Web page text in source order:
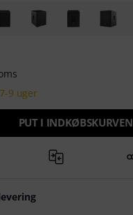
9 uger
PUT I INDKØBSKURVEN